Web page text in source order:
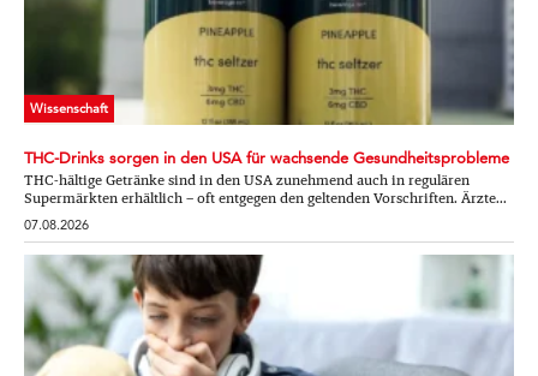
Wissenschaft
THC-Drinks sorgen in den USA für wachsende Gesundheitsprobleme
THC-hältige Getränke sind in den USA zunehmend auch in regulären
Supermärkten erhältlich – oft entgegen den geltenden Vorschriften. Ärzte...
07.08.2026